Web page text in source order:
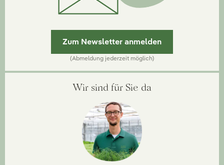
Zum Newsletter anmelden
(Abmeldung jederzeit möglich)
Wir sind für Sie da